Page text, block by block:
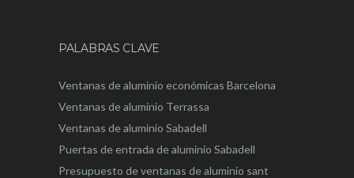
PALABRAS CLAVE
Ventanas de aluminio económicas Barcelona
Ventanas de aluminio Terrassa
Ventanas de aluminio Sabadell
Puertas de entrada de aluminio Sabadell
Presupuesto de ventanas de aluminio sant